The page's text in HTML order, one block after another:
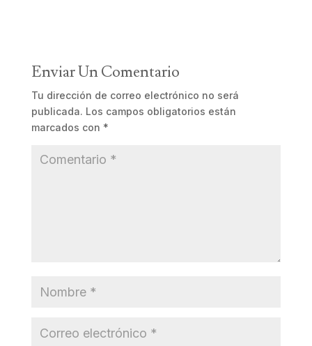
Enviar Un Comentario
Tu dirección de correo electrónico no será
publicada. Los campos obligatorios están
marcados con *